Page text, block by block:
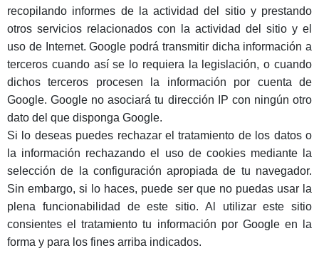
recopilando informes de la actividad del sitio y prestando
otros servicios relacionados con la actividad del sitio y el
uso de Internet. Google podrá transmitir dicha información a
terceros cuando así se lo requiera la legislación, o cuando
dichos terceros procesen la información por cuenta de
Google. Google no asociará tu dirección IP con ningún otro
dato del que disponga Google.
Si lo deseas puedes rechazar el tratamiento de los datos o
la información rechazando el uso de cookies mediante la
selección de la configuración apropiada de tu navegador.
Sin embargo, si lo haces, puede ser que no puedas usar la
plena funcionabilidad de este sitio. Al utilizar este sitio
consientes el tratamiento tu información por Google en la
forma y para los fines arriba indicados.